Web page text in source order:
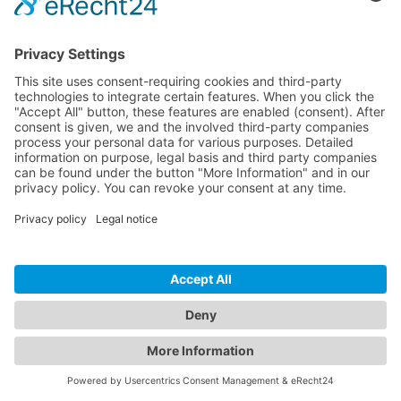
Verifieer uw HTTPS-installatie met
InspectWP
Voer na het voltooien van de migratie een InspectWP-scan uit om te
controleren of alles correct werkt. InspectWP controleert verschillende
HTTPS-gerelateerde aspecten:
SSL/TLS-detectie: Bevestigt dat uw site via HTTPS wordt
scripts, stylesheets) die op uw HTTPS-pagina's worden geladen.
HSTS-koptekst: Verifieert dat de Strict-Transport-Security-
koptekst aanwezig is en correct is geconfigureerd.
: Controleert of de HTTP-versie van uw site
correct omleidt naar HTTPS.
Beveiligingskoptekst: Bekijkt andere beveiligingsgerelateerde